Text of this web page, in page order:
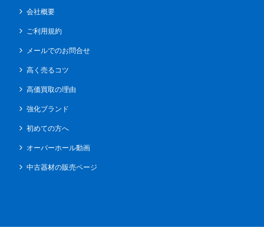
会社概要
ご利用規約
メールでのお問合せ
高く売るコツ
高価買取の理由
強化ブランド
初めての方へ
オーバーホール動画
中古器材の販売ページ